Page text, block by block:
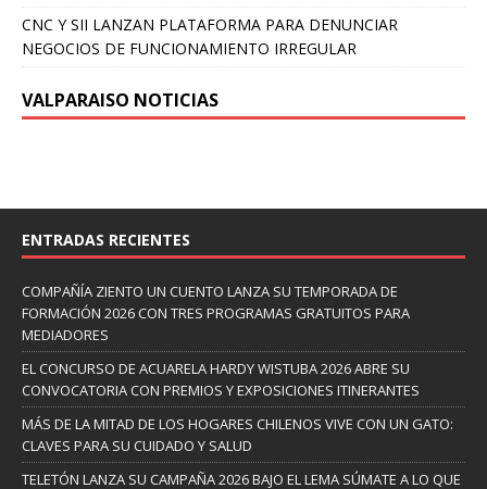
CNC Y SII LANZAN PLATAFORMA PARA DENUNCIAR
NEGOCIOS DE FUNCIONAMIENTO IRREGULAR
VALPARAISO NOTICIAS
ENTRADAS RECIENTES
COMPAÑÍA ZIENTO UN CUENTO LANZA SU TEMPORADA DE
FORMACIÓN 2026 CON TRES PROGRAMAS GRATUITOS PARA
MEDIADORES
EL CONCURSO DE ACUARELA HARDY WISTUBA 2026 ABRE SU
CONVOCATORIA CON PREMIOS Y EXPOSICIONES ITINERANTES
MÁS DE LA MITAD DE LOS HOGARES CHILENOS VIVE CON UN GATO:
CLAVES PARA SU CUIDADO Y SALUD
TELETÓN LANZA SU CAMPAÑA 2026 BAJO EL LEMA SÚMATE A LO QUE